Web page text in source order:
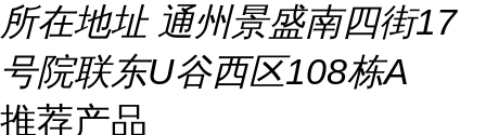
所在地址通州景盛南四街17
号院联东U谷西区108栋A
推荐产品